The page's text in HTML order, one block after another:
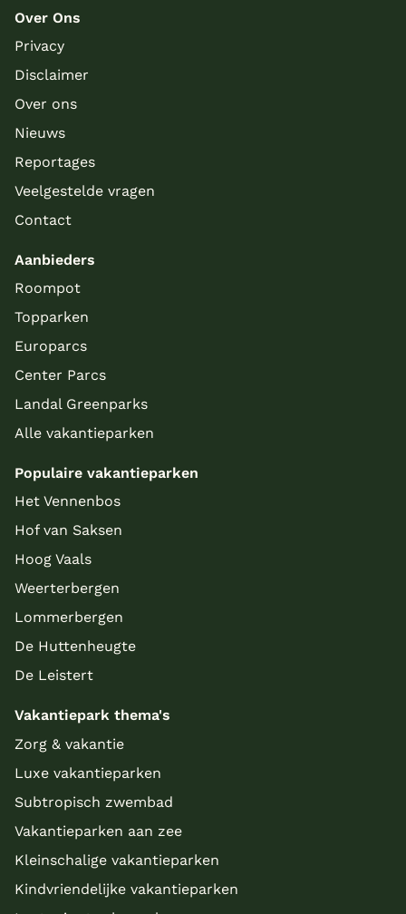
Over Ons
Privacy
Disclaimer
Over ons
Nieuws
Reportages
Veelgestelde vragen
Contact
Aanbieders
Roompot
Topparken
Europarcs
Center Parcs
Landal Greenparks
Alle vakantieparken
Populaire vakantieparken
Het Vennenbos
Hof van Saksen
Hoog Vaals
Weerterbergen
Lommerbergen
De Huttenheugte
De Leistert
Vakantiepark thema's
Zorg & vakantie
Luxe vakantieparken
Subtropisch zwembad
Vakantieparken aan zee
Kleinschalige vakantieparken
Kindvriendelijke vakantieparken